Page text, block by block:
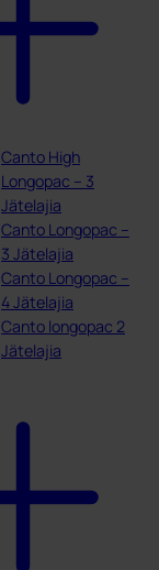
Canto High
Longopac – 3
Jätelajia
Canto Longopac –
3 Jätelajia
Canto Longopac –
4 Jätelajia
Canto longopac 2
Jätelajia